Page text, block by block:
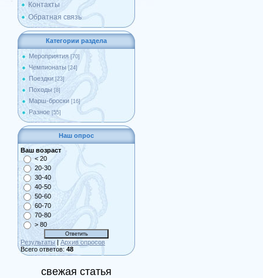
Контакты
Обратная связь
Категории раздела
Мероприятия [70]
Чемпионаты [24]
Поездки [23]
Походы [8]
Марш-броски [16]
Разное [55]
Наш опрос
Ваш возраст
< 20
20-30
30-40
40-50
50-60
60-70
70-80
> 80
Результаты | Архив опросов
Всего ответов: 48
свежая статья